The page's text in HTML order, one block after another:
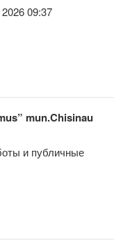
09:37
mun.Chisinau
и публичные